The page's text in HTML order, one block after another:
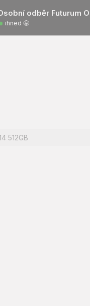
odběr Futurum
ihned 🤩
512GB